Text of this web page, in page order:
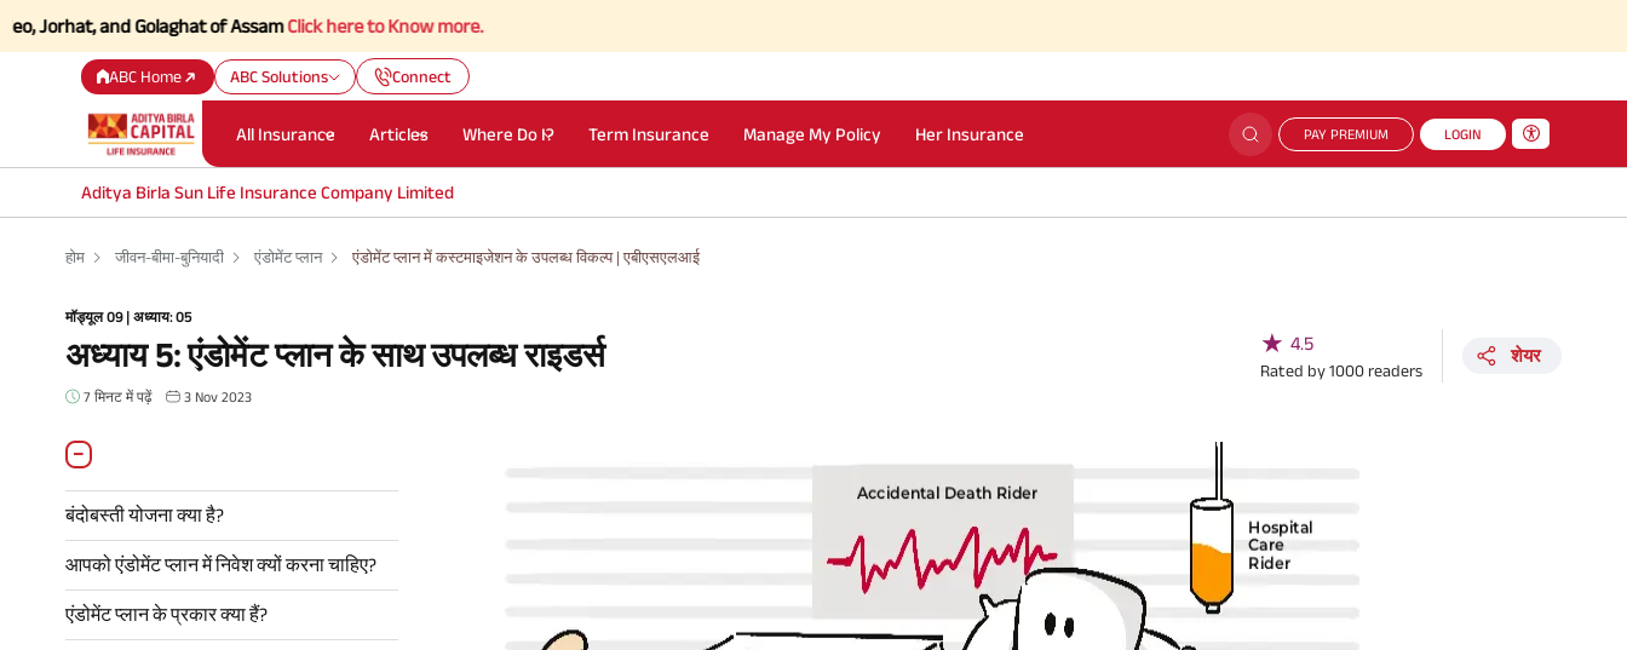
and Golaghat of AssamClick here to Know more.
ABC Home ABC Solutions Connect
All Insurance Articles Where Do I? Term Insurance Manage My Policy Her Insurance PAY PREMIUM LOGIN
Aditya Birla Sun Life Insurance Company Limited
होम जीवन-बीमा-बुनियादी एंडोमेंट प्लान एंडोमेंट प्लान में कस्टमाइजेशन के उपलब्ध विकल्प | एबीएसएलआई
मॉड्यूल 09 | अध्याय: 05
अध्याय 5: एंडोमेंट प्लान के साथ उपलब्ध राइडर्स
7 मिनट में पढ़ें 3 Nov 2023
★ 4.5
Rated by 1000 readers
शेयर
बंदोबस्ती योजना क्या है?
आपको एंडोमेंट प्लान में निवेश क्यों करना चाहिए?
एंडोमेंट प्लान के प्रकार क्या हैं?